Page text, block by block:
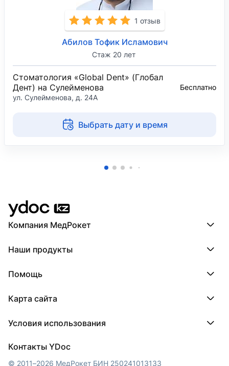
1 отзыв
Абилов Тофик Исламович
Стаж 20 лет
Стоматология «Global Dent» (Глобал
Дент) на Сулейменова
ул. Сулейменова, д. 24А
Бесплатно
Выбрать дату и время
Компания МедРокет
О YDoc
Наши продукты
ПроТаблетки
МедТочка
Помощь
Регистрация врача
Карта сайта
Регионы
Клиники
Условия использования
Обработка персональных данных
Контакты YDoc
© 2011–2026 МедРокет БИН 250241013133